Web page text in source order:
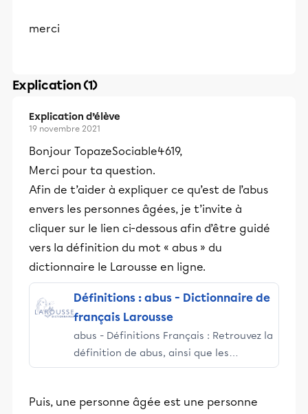
merci
Explication (1)
Explication d’élève
19 novembre 2021
Bonjour TopazeSociable4619,
Merci pour ta question.
Afin de t’aider à expliquer ce qu’est de l’abus
envers les personnes âgées, je t’invite à
cliquer sur le lien ci-dessous afin d’être guidé
vers la définition du mot « abus » du
dictionnaire le Larousse en ligne.
Définitions : abus - Dictionnaire de
français Larousse
abus - Définitions Français : Retrouvez la
définition de abus, ainsi que les
synonymes, expressions, citations... -
citations.
Puis, une personne âgée est une personne